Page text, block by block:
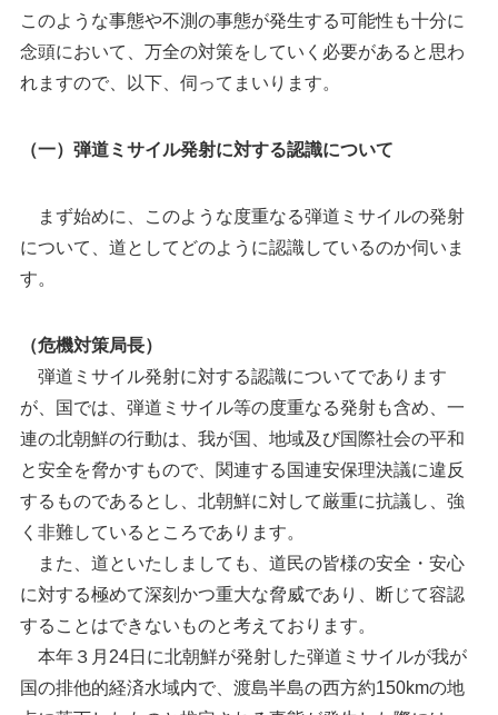
このような事態や不測の事態が発生する可能性も十分に
念頭において、万全の対策をしていく必要があると思わ
れますので、以下、伺ってまいります。
（一）弾道ミサイル発射に対する認識について
まず始めに、このような度重なる弾道ミサイルの発射
について、道としてどのように認識しているのか伺いま
す。
（危機対策局長）
弾道ミサイル発射に対する認識についてであります
が、国では、弾道ミサイル等の度重なる発射も含め、一
連の北朝鮮の行動は、我が国、地域及び国際社会の平和
と安全を脅かすもので、関連する国連安保理決議に違反
するものであるとし、北朝鮮に対して厳重に抗議し、強
く非難しているところであります。
また、道といたしましても、道民の皆様の安全・安心
に対する極めて深刻かつ重大な脅威であり、断じて容認
することはできないものと考えております。
本年３月24日に北朝鮮が発射した弾道ミサイルが我が
国の排他的経済水域内で、渡島半島の西方約150kmの地